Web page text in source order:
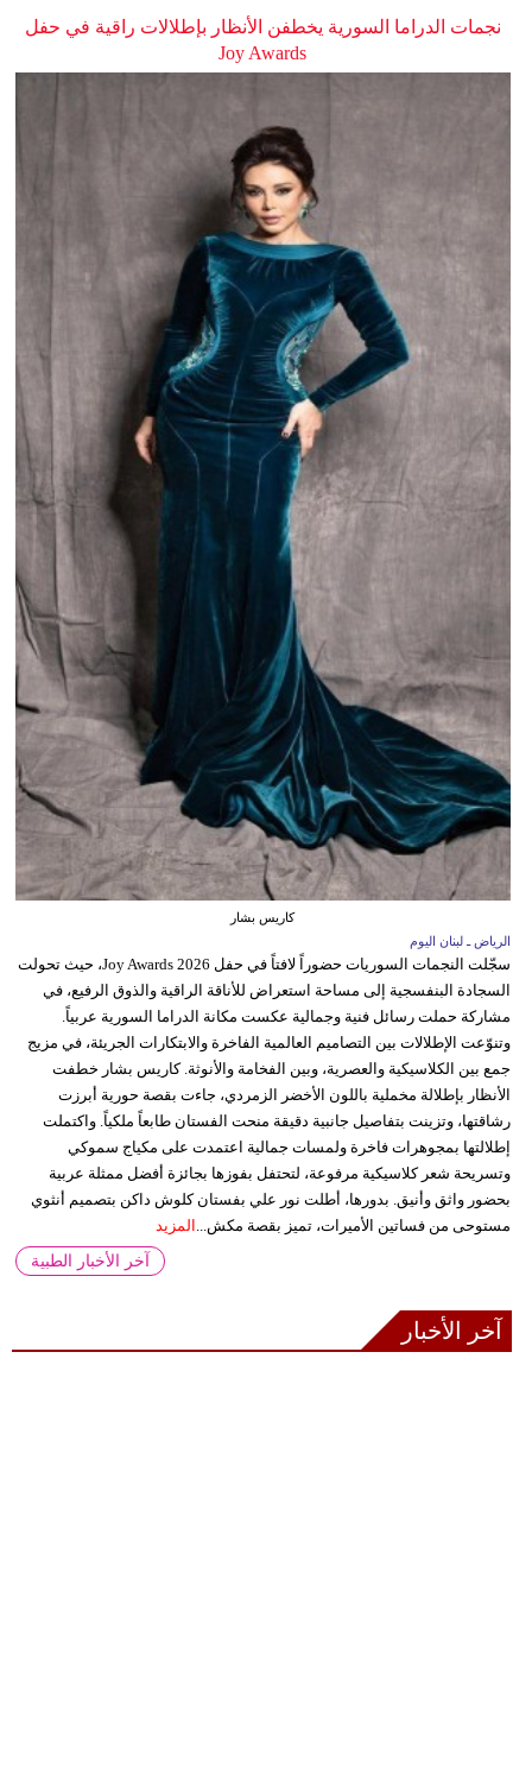
نجمات الدراما السورية يخطفن الأنظار بإطلالات راقية في حفل
Joy Awards
كاريس بشار
الرياض ـ لبنان اليوم
سجّلت النجمات السوريات حضوراً لافتاً في حفل Joy Awards 2026، حيث تحولت
السجادة البنفسجية إلى مساحة استعراض للأناقة الراقية والذوق الرفيع، في
مشاركة حملت رسائل فنية وجمالية عكست مكانة الدراما السورية عربياً.
وتنوّعت الإطلالات بين التصاميم العالمية الفاخرة والابتكارات الجريئة، في مزيج
جمع بين الكلاسيكية والعصرية، وبين الفخامة والأنوثة. كاريس بشار خطفت
الأنظار بإطلالة مخملية باللون الأخضر الزمردي، جاءت بقصة حورية أبرزت
رشاقتها، وتزينت بتفاصيل جانبية دقيقة منحت الفستان طابعاً ملكياً. واكتملت
إطلالتها بمجوهرات فاخرة ولمسات جمالية اعتمدت على مكياج سموكي
وتسريحة شعر كلاسيكية مرفوعة، لتحتفل بفوزها بجائزة أفضل ممثلة عربية
بحضور واثق وأنيق. بدورها، أطلت نور علي بفستان كلوش داكن بتصميم أنثوي
مستوحى من فساتين الأميرات، تميز بقصة مكش...
المزيد
آخر الأخبار الطبية
آخر الأخبار